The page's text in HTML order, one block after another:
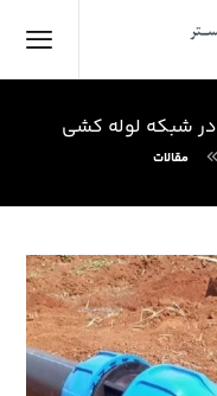
در شبکه لوله کشی
مقالات